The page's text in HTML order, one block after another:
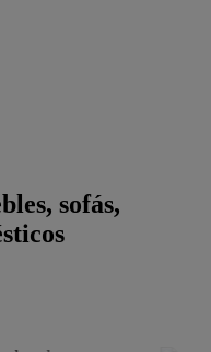
sofás,